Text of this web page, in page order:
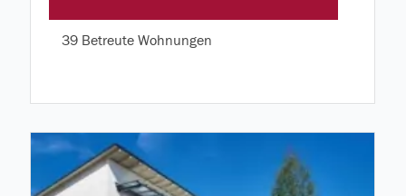
39 Betreute Wohnungen